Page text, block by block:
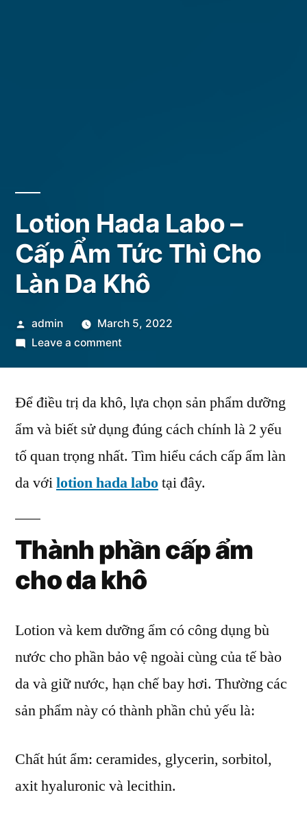
Lotion Hada Labo –
Cấp Ẩm Tức Thì Cho
Làn Da Khô
Posted
by
admin
March 5, 2022
Leave a commenton
Labo
Cấp
Ẩm
Tức
Da
Khô
Để điều trị da khô, lựa chọn sản phẩm dưỡng
ẩm và biết sử dụng đúng cách chính là 2 yếu
tố quan trọng nhất. Tìm hiểu cách cấp ẩm làn
da vớilotion hada labotại đây.
Thành phần cấp ẩm
cho da khô
Lotion và kem dưỡng ẩm có công dụng bù
nước cho phần bảo vệ ngoài cùng của tế bào
da và giữ nước, hạn chế bay hơi. Thường các
sản phẩm này có thành phần chủ yếu là:
Chất hút ẩm: ceramides, glycerin, sorbitol,
axit hyaluronic và lecithin.